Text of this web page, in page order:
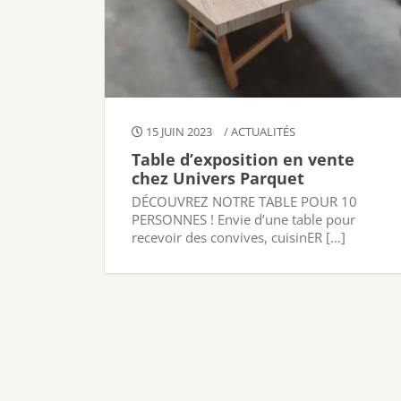
15 JUIN 2023 /ACTUALITÉS
Table d’exposition en vente
chez Univers Parquet
DÉCOUVREZ NOTRE TABLE POUR 10
PERSONNES ! Envie d’une table pour
recevoir des convives, cuisinER […]